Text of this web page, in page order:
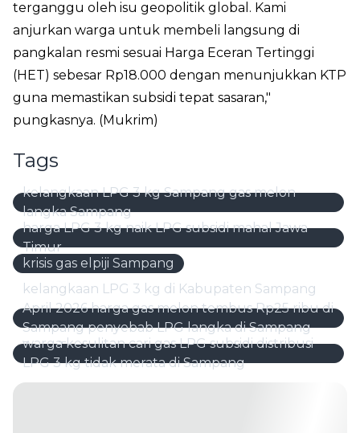
terganggu oleh isu geopolitik global. Kami
anjurkan warga untuk membeli langsung di
pangkalan resmi sesuai Harga Eceran Tertinggi
(HET) sebesar Rp18.000 dengan menunjukkan KTP
guna memastikan subsidi tepat sasaran,"
pungkasnya. (Mukrim)
Tags
kelangkaan LPG 3 kg Sampang gas melon
langka Sampang
harga LPG 3 kg naik LPG subsidi mahal Jawa
Timur
krisis gas elpiji Sampang
kelangkaan LPG 3 kg di Kabupaten Sampang
April 2026 harga gas melon tembus Rp25 ribu di
Sampang penyebab LPG langka di Sampang
Jawa Timur
warga kesulitan cari gas LPG subsidi distribusi
LPG 3 kg tidak merata di Sampang